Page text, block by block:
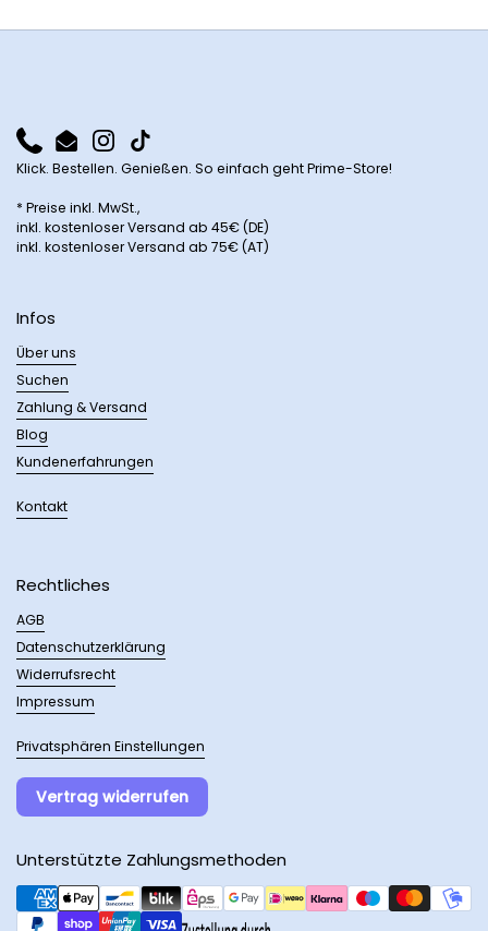
PhoneEmail Instagram
TikTok
Klick. Bestellen. Genießen. So einfach geht Prime-Store!
* Preise inkl. MwSt.,
inkl. kostenloser Versand ab 45€ (DE)
inkl. kostenloser Versand ab 75€ (AT)
Infos
Über uns
Suchen
Zahlung & Versand
Blog
Kundenerfahrungen
Kontakt
Rechtliches
AGB
Datenschutzerklärung
Widerrufsrecht
Impressum
Privatsphären Einstellungen
Vertrag widerrufen
Unterstützte Zahlungsmethoden